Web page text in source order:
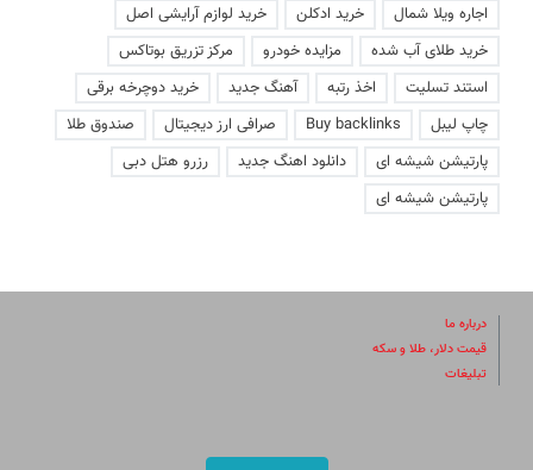
اجاره ویلا شمال
خرید ادکلن
خرید لوازم آرایشی اصل
خرید طلای آب شده
مزایده خودرو
مرکز تزریق بوتاکس
استند تسلیت
اخذ رتبه آهنگ جدید
خرید دوچرخه برقی
چاپ لیبل
Buy backlinks صرافی ارز دیجیتال
صندوق طلا
پارتیشن شیشه ای
دانلود اهنگ جدید
رزرو هتل دبی
پارتیشن شیشه ای
درباره ما
قیمت دلار، طلا و سکه
تبلیغات